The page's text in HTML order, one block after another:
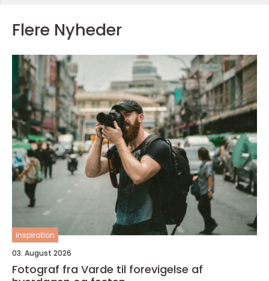
Flere Nyheder
inspiration
03. August 2026
Fotograf fra Varde til forevigelse af